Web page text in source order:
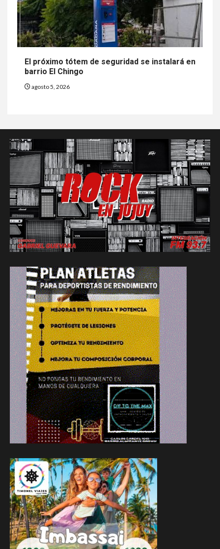
El próximo tótem de seguridad se instalará en
barrio El Chingo
agosto 5, 2026